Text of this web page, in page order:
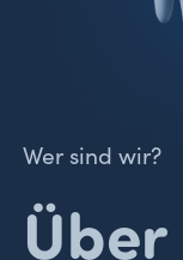
Wer sind wir?
Über